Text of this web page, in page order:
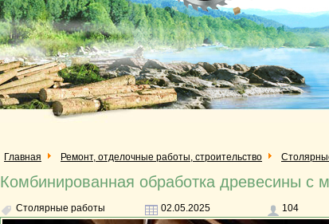
Главная Ремонт, отделочные работы, строительство
Комбинированная обработка древесины с
Столярные работы 02.05.2025 104